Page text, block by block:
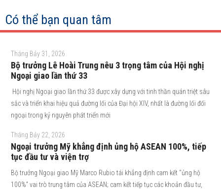
Có thể bạn quan tâm
Tháng Bảy 31, 2026
Bộ trưởng Lê Hoài Trung nêu 3 trọng tâm của Hội nghị
Ngoại giao lần thứ 33
Hội nghị Ngoại giao lần thứ 33 được xây dựng với tinh thần quán triệt sâu
sắc và triển khai hiệu quả đường lối của Đại hội XIV, nhất là đường lối đối
ngoại trong kỷ nguyên phát triển mới
Tháng Bảy 22, 2026
Ngoại trưởng Mỹ khẳng định ủng hộ ASEAN 100%, tiếp
tục đầu tư và viện trợ
Bộ trưởng Ngoại giao Mỹ Marco Rubio tái khẳng định cam kết “ủng hộ
100%” vai trò trung tâm của ASEAN; cam kết tiếp tục các khoản đầu tư,